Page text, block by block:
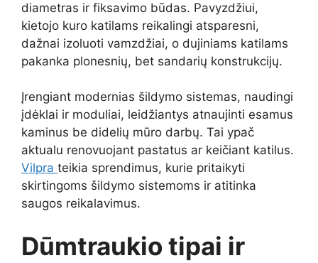
diametras ir fiksavimo būdas. Pavyzdžiui,
kietojo kuro katilams reikalingi atsparesni,
dažnai izoluoti vamzdžiai, o dujiniams katilams
pakanka plonesnių, bet sandarių konstrukcijų.
Įrengiant modernias šildymo sistemas, naudingi
įdėklai ir moduliai, leidžiantys atnaujinti esamus
kaminus be didelių mūro darbų. Tai ypač
aktualu renovuojant pastatus ar keičiant katilus.
Vilpra teikia sprendimus, kurie pritaikyti
skirtingoms šildymo sistemoms ir atitinka
saugos reikalavimus.
Dūmtraukio tipai ir